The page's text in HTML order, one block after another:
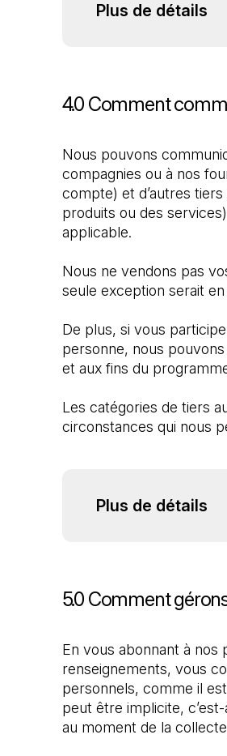
Plus de détails
4.0 Comment
Nous pouvons
compagnies ou à nos
compte) et d’autres
produits ou des
applicable.
Nous ne vendons pas
seule exception serait
De plus, si vous
personne, nous
et aux fins du
Les catégories de tiers
circonstances qui nous
Plus de détails
5.0 Comment
En vous abonnant à
renseignements, vous
personnels, comme il
peut être implicite,